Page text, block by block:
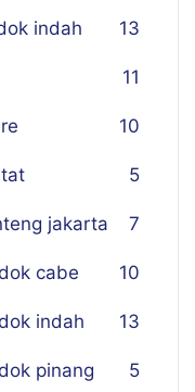
indah 13
11
10
5
jakarta 7
cabe 10
indah 13
pinang 5